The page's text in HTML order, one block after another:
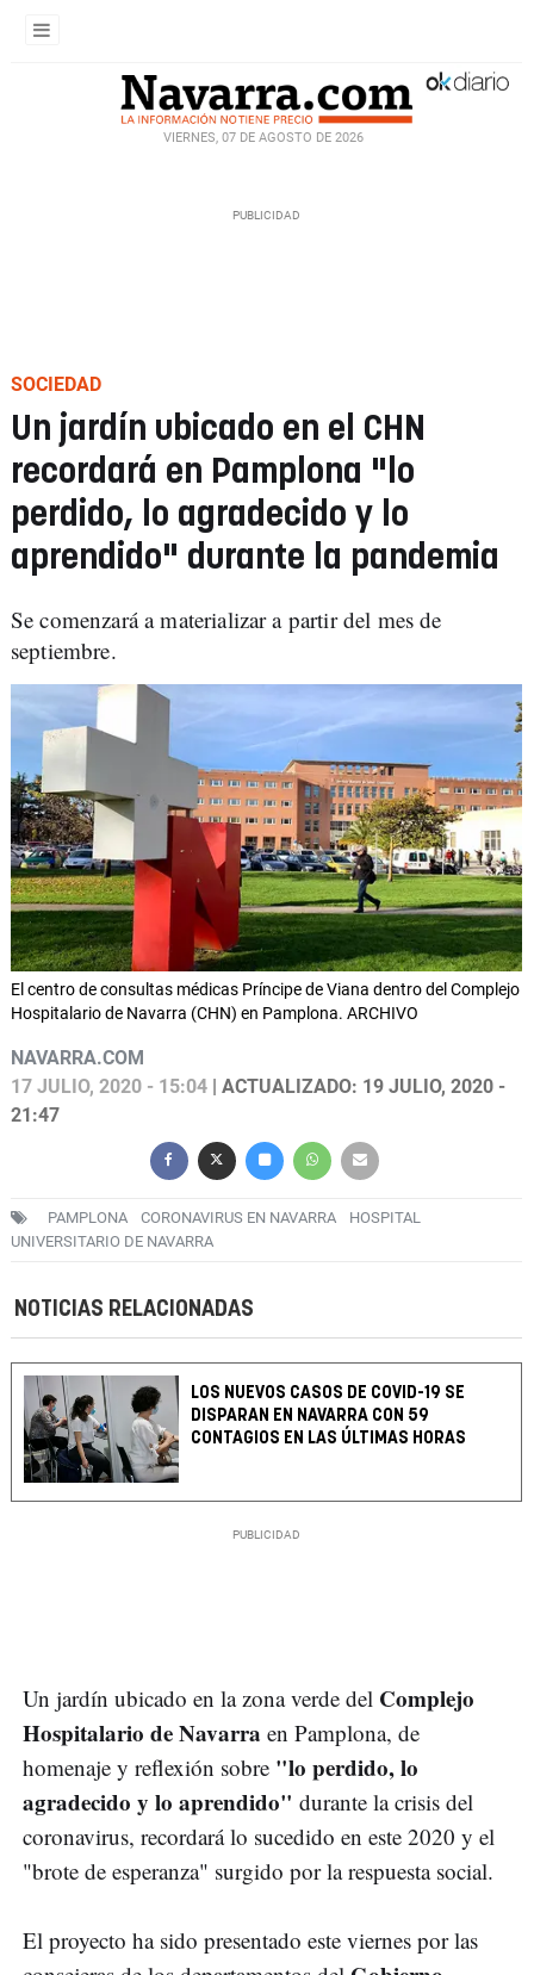
VIERNES, 07 DE AGOSTO DE 2026
SOCIEDAD
Un jardín ubicado en el CHN
recordará en Pamplona "lo
perdido, lo agradecido y lo
aprendido" durante la pandemia
Se comenzará a materializar a partir del mes de
septiembre.
El centro de consultas médicas Príncipe de Viana dentro del Complejo
Hospitalario de Navarra (CHN) en Pamplona. ARCHIVO
NAVARRA.COM
17 JULIO, 2020 - 15:04 | ACTUALIZADO: 19 JULIO, 2020 -
21:47
PAMPLONA CORONAVIRUS EN NAVARRA
HOSPITAL
UNIVERSITARIO DE NAVARRA
NOTICIAS RELACIONADAS
LOS NUEVOS CASOS DE COVID-19 SE
DISPARAN EN NAVARRA CON 59
CONTAGIOS EN LAS ÚLTIMAS HORAS
Un jardín ubicado en la zona verde del Complejo
Hospitalario de Navarra en Pamplona, de
homenaje y reflexión sobre "lo perdido, lo
agradecido y lo aprendido" durante la crisis del
coronavirus, recordará lo sucedido en este 2020 y el
"brote de esperanza" surgido por la respuesta social.
El proyecto ha sido presentado este viernes por las